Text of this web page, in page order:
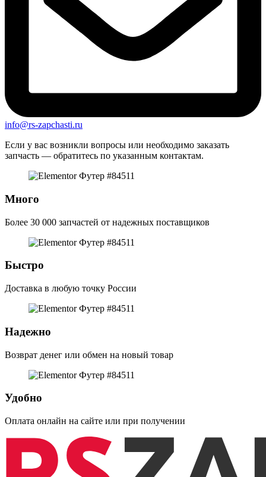
info@rs-zapchasti.ru
Если у вас возникли вопросы или необходимо заказать
запчасть — обратитесь по указанным контактам.
Много
Более 30 000 запчастей от надежных поставщиков
Быстро
Доставка в любую точку России
Надежно
Возврат денег или обмен на новый товар
Удобно
Оплата онлайн на сайте или при получении